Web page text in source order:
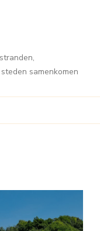
samenkomen